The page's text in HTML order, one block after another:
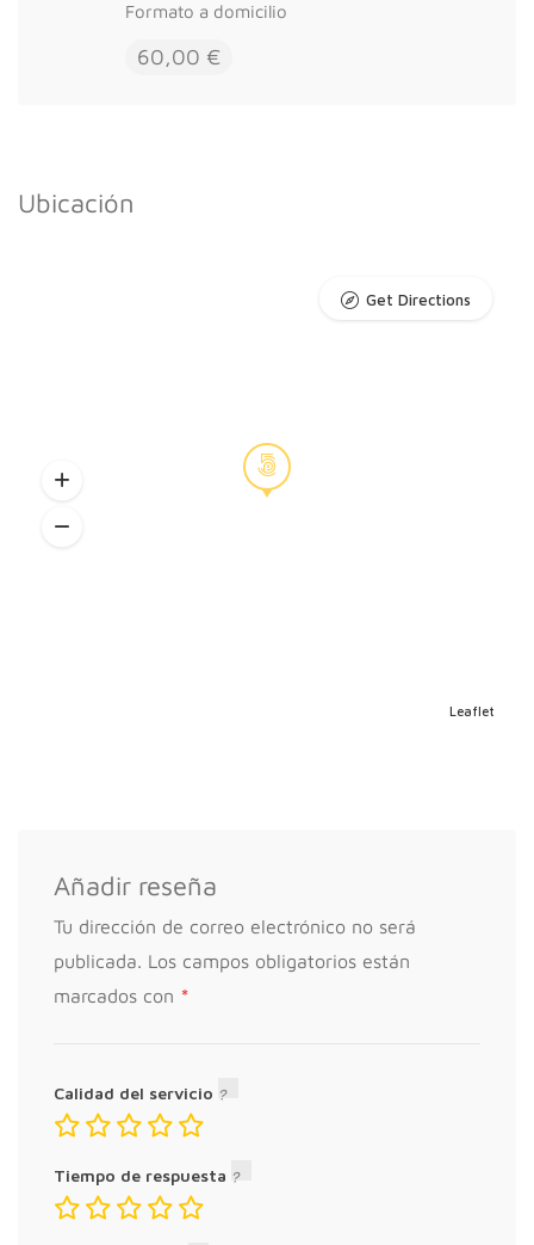
Formato a domicilio
60,00 €
Ubicación
Leaflet
Get Directions
Añadir reseña
Tu dirección de correo electrónico no será
publicada. Los campos obligatorios están
marcados con *
Calidad del servicio
Tiempo de respuesta